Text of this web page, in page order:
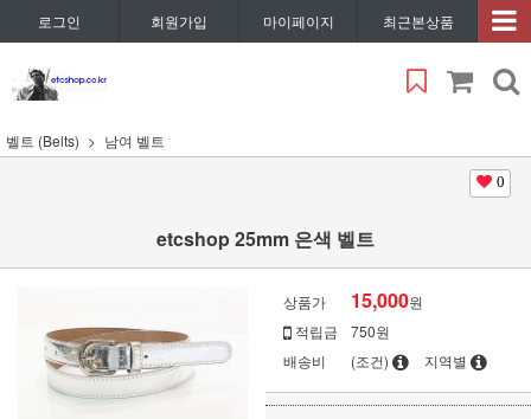
로그인 회원가입 마이페이지 최근본상품
벨트 (Belts) 남여 벨트
0
etcshop 25mm 은색 벨트
상품가 15,000원
적립금
750원
배송비
(조건) 지역별